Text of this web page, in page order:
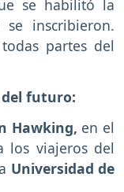
se habilitó la
inscribieron.
partes del
futuro:
Hawking, en el
los viajeros del
Universidad de